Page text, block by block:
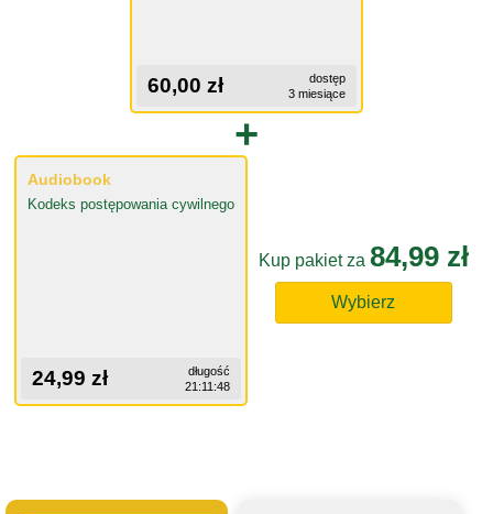
60,00 zł
dostęp
3 miesiące
+
Audiobook
Kodeks postępowania cywilnego
24,99 zł
długość
21:11:48
Kup pakiet za 84,99 zł
Wybierz